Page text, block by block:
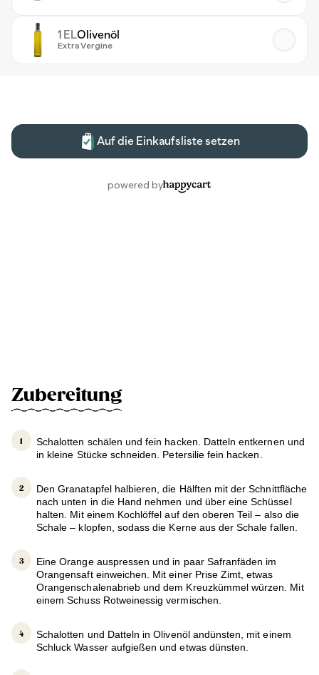
Zubereitung
Schalotten schälen und fein hacken. Datteln entkernen und
in kleine Stücke schneiden. Petersilie fein hacken.
Den Granatapfel halbieren, die Hälften mit der Schnittfläche
nach unten in die Hand nehmen und über eine Schüssel
halten. Mit einem Kochlöffel auf den oberen Teil – also die
Schale – klopfen, sodass die Kerne aus der Schale fallen.
Eine Orange auspressen und in paar Safranfäden im
Orangensaft einweichen. Mit einer Prise Zimt, etwas
Orangenschalenabrieb und dem Kreuzkümmel würzen. Mit
einem Schuss Rotweinessig vermischen.
Schalotten und Datteln in Olivenöl andünsten, mit einem
Schluck Wasser aufgießen und etwas dünsten.